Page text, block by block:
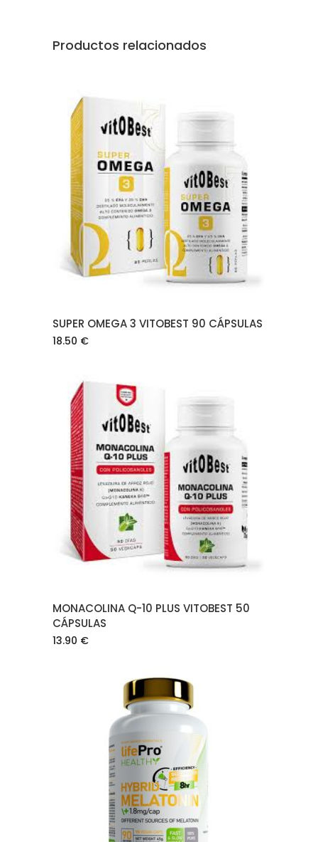
Productos relacionados
AÑADIR AL CARRITO
SUPER OMEGA 3 VITOBEST 90 CÁPSULAS
18.50 €
AÑADIR AL CARRITO
MONACOLINA Q-10 PLUS VITOBEST 50
CÁPSULAS
13.90 €
AÑADIR AL CARRITO